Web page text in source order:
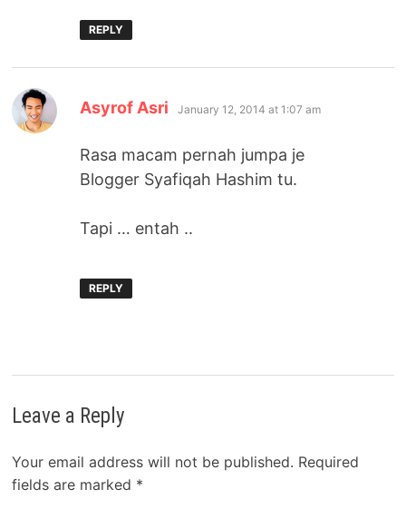
REPLY
Asyrof Asri says:
January 12, 2014 at 1:07 am
Rasa macam pernah jumpa je
Blogger Syafiqah Hashim tu.
Tapi … entah ..
REPLY
Leave a Reply
Your email address will not be published. Required
fields are marked *